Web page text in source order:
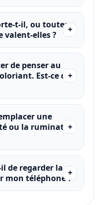
ou toutes
valent‑elles ?
de penser au
Est‑ce que
une
ou la rumination
de regarder la
mon téléphone ?